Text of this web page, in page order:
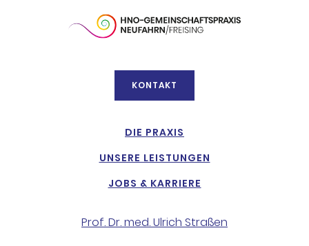
KONTAKT
DIE PRAXIS
UNSERE LEISTUNGEN
Prof. Dr. med. Ulrich Straßen
JOBS & KARRIERE